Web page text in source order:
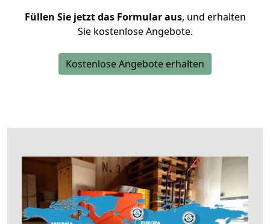
Füllen Sie jetzt das Formular aus, und erhalten
Sie kostenlose Angebote.
Kostenlose Angebote erhalten